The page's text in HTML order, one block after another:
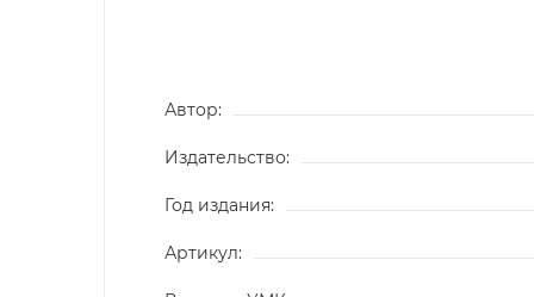
Автор:
Издательство:
Год издания:
Артикул: